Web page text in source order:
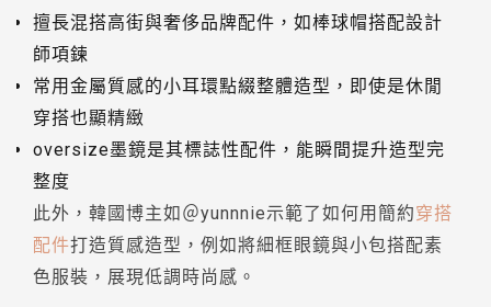
擅長混搭高街與奢侈品牌配件，如棒球帽搭配設計
師項鍊
常用金屬質感的小耳環點綴整體造型，即使是休閒
穿搭也顯精緻
oversize墨鏡是其標誌性配件，能瞬間提升造型完
整度
此外，韓國博主如＠yunnnie示範了如何用簡約穿搭
配件打造質感造型，例如將細框眼鏡與小包搭配素
色服裝，展現低調時尚感。